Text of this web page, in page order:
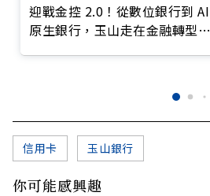
迎戰金控 2.0！從數位銀行到 AI
原生銀行，玉山走在金融轉型最
信用卡 玉山銀行
你可能感興趣